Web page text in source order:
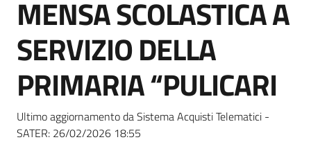
Seguici
su
MENSA SCOLASTICA A
SERVIZIO DELLA
PRIMARIA “PULICARI
Ultimo aggiornamento da Sistema Acquisti Telematici -
SATER: 26/02/2026 18:55